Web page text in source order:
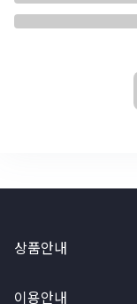
상품안내
이용안내